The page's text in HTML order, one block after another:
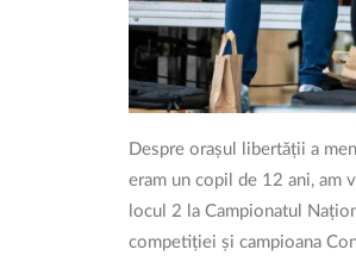
Despre orașul libertății a
eram un copil de 12 ani, am
locul 2 la Campionatul
competiției și campioana